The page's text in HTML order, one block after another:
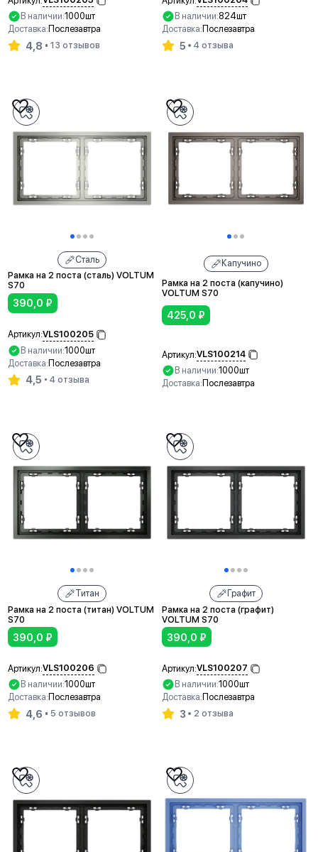
В наличии:1000шт
Доставка: Послезавтра
4,8 13 отзывов
В наличии:824шт
Доставка: Послезавтра
5 4 отзыва
Сталь
Рамка на 2 поста (сталь) VOLTUM
S70
390,0 ₽
Артикул:VLS100205
В наличии:1000шт
Доставка:Послезавтра
4,5 4 отзыва
Капучино
Рамка на 2 поста (капучино)
VOLTUM S70
425,0 ₽
Артикул:VLS100214
В наличии:1000шт
Доставка:Послезавтра
Титан
Рамка на 2 поста (титан) VOLTUM
S70
390,0 ₽
Артикул:VLS100206
В наличии:1000шт
Доставка: Послезавтра
4,6 5 отзывов
Графит
Рамка на 2 поста (графит)
VOLTUM S70
390,0 ₽
Артикул:VLS100207
В наличии:1000шт
Доставка: Послезавтра
3 2 отзыва